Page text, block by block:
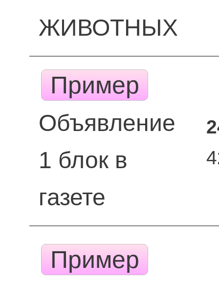
ЖИВОТНЫХ
Пример
Объявление
1 блок в
газете
Пример